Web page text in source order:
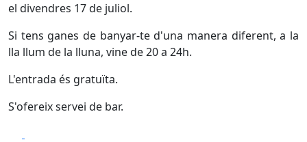
el divendres 17 de juliol.
Si tens ganes de banyar-te d'una manera diferent, a la
lla llum de la lluna, vine de 20 a 24h.
L'entrada és gratuïta.
S'ofereix servei de bar.